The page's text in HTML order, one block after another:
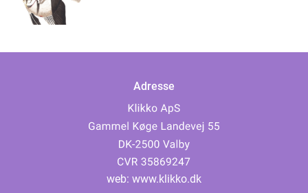
Adresse
web: www.klikko.dk